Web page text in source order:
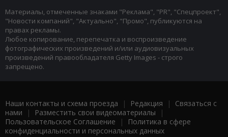
Материалы, отмеченные знаками "Реклама", "PR", "Спецпроект",
"Новости компаний", "Актуально", "Промо", публикуются на
правах рекламы.
Любое копирование, перепечатка и воспроизведение
фотографических произведений и/или аудиовизуальных
произведений правообладателя Getty Images - строго
запрещено.
Наши контакты и схема проезда | Редакция | Связаться с
нами | Разместить свои видеоматериалы |
Пользовательское Соглашение |
Политика в сфере
конфиденциальности и персональных данных